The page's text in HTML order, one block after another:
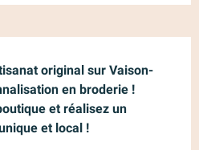
original sur Vaison-
en broderie !
et réalisez un
et local !